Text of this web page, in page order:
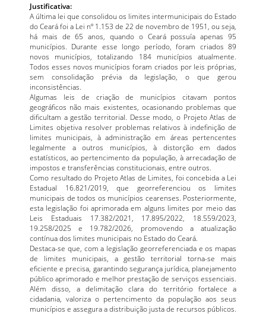
Justificativa:
A última lei que consolidou os limites intermunicipais do Estado
do Ceará foi a Lei nº 1.153 de 22 de novembro de 1951, ou seja,
há mais de 65 anos, quando o Ceará possuía apenas 95
municípios. Durante esse longo período, foram criados 89
novos municípios, totalizando 184 municípios atualmente.
Todos esses novos municípios foram criados por leis próprias,
sem consolidação prévia da legislação, o que gerou
inconsistências.
Algumas leis de criação de municípios citavam pontos
geográficos não mais existentes, ocasionando problemas que
dificultam a gestão territorial. Desse modo, o Projeto Atlas de
Limites objetiva resolver problemas relativos à indefinição de
limites municipais, à administração em áreas pertencentes
legalmente a outros municípios, à distorção em dados
estatísticos, ao pertencimento da população, à arrecadação de
impostos e transferências constitucionais, entre outros.
Como resultado do Projeto Atlas de Limites, foi concebida a Lei
Estadual 16.821/2019, que georreferenciou os limites
municipais de todos os municípios cearenses. Posteriormente,
esta legislação foi aprimorada em alguns limites por meio das
Leis Estaduais 17.382/2021, 17.895/2022, 18.559/2023,
19.258/2025 e 19.782/2026, promovendo a atualização
contínua dos limites municipais no Estado do Ceará.
Destaca-se que, com a legislação georreferenciada e os mapas
de limites municipais, a gestão territorial torna-se mais
eficiente e precisa, garantindo segurança jurídica, planejamento
público aprimorado e melhor prestação de serviços essenciais.
Além disso, a delimitação clara do território fortalece a
cidadania, valoriza o pertencimento da população aos seus
municípios e assegura a distribuição justa de recursos públicos.